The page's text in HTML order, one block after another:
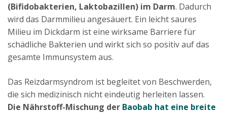
(Bifidobakterien, Laktobazillen) im Darm. Dadurch
wird das Darmmilieu angesäuert. Ein leicht saures
Milieu im Dickdarm ist eine wirksame Barriere für
schädliche Bakterien und wirkt sich so positiv auf das
gesamte Immunsystem aus.
Das Reizdarmsyndrom ist begleitet von Beschwerden,
die sich medizinisch nicht eindeutig herleiten lassen.
Die Nährstoff-Mischung der Baobab hat eine breite